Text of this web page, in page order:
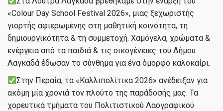
«Colour Day School Festival 2026», μιας ξεχωριστής
γιορτής αφιερωμένης στη μαθητική κοινότητα, τη
δημιουργικότητα & τη συμμετοχή. Χαμόγελα, χρώματα &
ενέργεια από τα παιδιά & τις οικογένειες του Δήμου
Λαγκαδά έδωσαν το σύνθημα για ένα όμορφο καλοκαίρι.
Στην Περαία, τα «Καλλιπολίτικα 2026» ανέδειξαν για
ακόμη μία χρονιά τον πλούτο της παράδοσής μας. Τα
χορευτικά τμήματα του Πολιτιστικού Λαογραφικού